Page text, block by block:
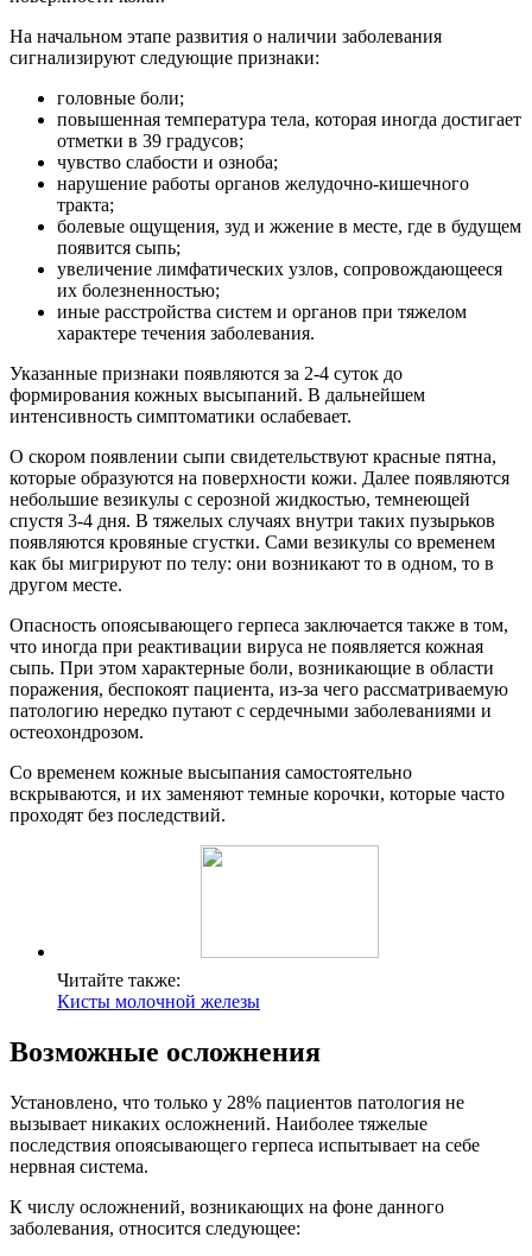
На начальном этапе развития о наличии заболевания
сигнализируют следующие признаки:
головные боли;
повышенная температура тела, которая иногда достигает
отметки в 39 градусов;
чувство слабости и озноба;
нарушение работы органов желудочно-кишечного
тракта;
болевые ощущения, зуд и жжение в месте, где в будущем
появится сыпь;
увеличение лимфатических узлов, сопровождающееся
их болезненностью;
иные расстройства систем и органов при тяжелом
характере течения заболевания.
Указанные признаки появляются за 2-4 суток до
формирования кожных высыпаний. В дальнейшем
интенсивность симптоматики ослабевает.
О скором появлении сыпи свидетельствуют красные пятна,
которые образуются на поверхности кожи. Далее появляются
небольшие везикулы с серозной жидкостью, темнеющей
спустя 3-4 дня. В тяжелых случаях внутри таких пузырьков
появляются кровяные сгустки. Сами везикулы со временем
как бы мигрируют по телу: они возникают то в одном, то в
другом месте.
Опасность опоясывающего герпеса заключается также в том,
что иногда при реактивации вируса не появляется кожная
сыпь. При этом характерные боли, возникающие в области
поражения, беспокоят пациента, из-за чего рассматриваемую
патологию нередко путают с сердечными заболеваниями и
остеохондрозом.
Со временем кожные высыпания самостоятельно
вскрываются, и их заменяют темные корочки, которые часто
проходят без последствий.
Читайте также:
Кисты молочной железы
Возможные осложнения
Установлено, что только у 28% пациентов патология не
вызывает никаких осложнений. Наиболее тяжелые
последствия опоясывающего герпеса испытывает на себе
нервная система.
К числу осложнений, возникающих на фоне данного
заболевания, относится следующее: